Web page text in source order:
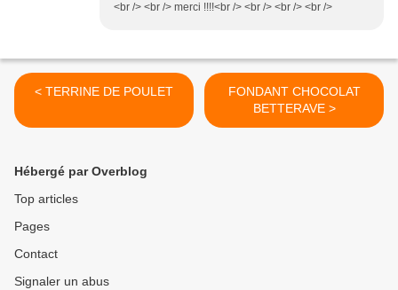
<br /> <br /> merci !!!!<br /> <br /> <br /> <br />
< TERRINE DE POULET
FONDANT CHOCOLAT
BETTERAVE >
Hébergé par Overblog
Top articles
Pages
Contact
Signaler un abus